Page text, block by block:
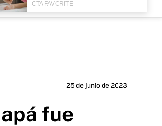
25 de junio de 2023
fue